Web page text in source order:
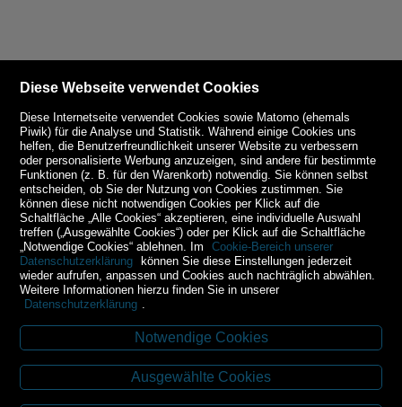
Kontakt
Budweiser Str. 3
Diese Webseite verwendet Cookies
Diese Internetseite verwendet Cookies sowie Matomo (ehemals
Piwik) für die Analyse und Statistik. Während einige Cookies uns
helfen, die Benutzerfreundlichkeit unserer Website zu verbessern
oder personalisierte Werbung anzuzeigen, sind andere für bestimmte
Funktionen (z. B. für den Warenkorb) notwendig. Sie können selbst
entscheiden, ob Sie der Nutzung von Cookies zustimmen. Sie
können diese nicht notwendigen Cookies per Klick auf die
Schaltfläche „Alle Cookies“ akzeptieren, eine individuelle Auswahl
treffen („Ausgewählte Cookies“) oder per Klick auf die Schaltfläche
„Notwendige Cookies“ ablehnen. Im
Cookie-Bereich unserer
Datenschutzerklärung können Sie diese Einstellungen jederzeit
wieder aufrufen, anpassen und Cookies auch nachträglich abwählen.
Weitere Informationen hierzu finden Sie in unserer
Datenschutzerklärung
Notwendige Cookies
Ausgewählte Cookies